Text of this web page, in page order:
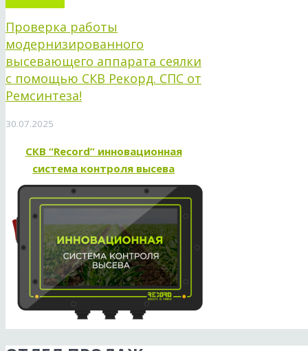
Проверка работы
модернизированного
высевающего аппарата сеялки
с помощью СКВ Рекорд. СПС от
Ремсинтеза!
30.07.2025
СКВ “Record” инновационная
система контроля высева